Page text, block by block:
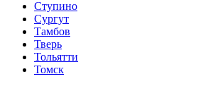
Ступино
Сургут
Тамбов
Тверь
Тольятти
Томск